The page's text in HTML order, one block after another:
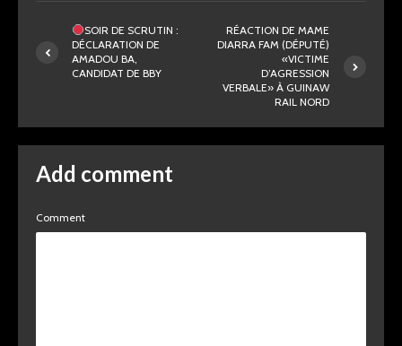
SOIR DE SCRUTIN :
DÉCLARATION DE
AMADOU BA,
CANDIDAT DE BBY
RÉACTION DE MAME
DIARRA FAM (DÉPUTÉ)
«VICTIME
D’AGRESSION
VERBALE» À GUINAW
RAIL NORD
Add comment
Comment